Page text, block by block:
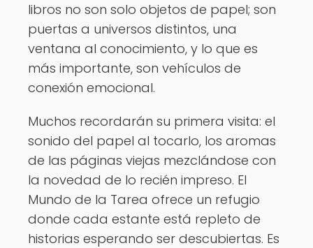
libros no son solo objetos de papel; son
puertas a universos distintos, una
ventana al conocimiento, y lo que es
más importante, son vehículos de
conexión emocional.
Muchos recordarán su primera visita: el
sonido del papel al tocarlo, los aromas
de las páginas viejas mezclándose con
la novedad de lo recién impreso. El
Mundo de la Tarea ofrece un refugio
donde cada estante está repleto de
historias esperando ser descubiertas. Es